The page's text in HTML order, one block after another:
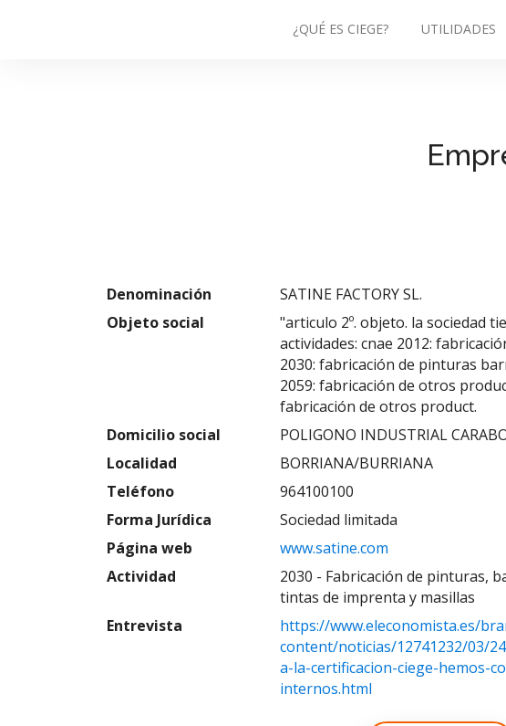
¿QUÉ ES CIEGE? UTILIDADES
Denominación
SATINE FACTORY SL.
Objeto social
"articulo 2º. objeto. la sociedad
actividades: cnae 2012:
2030: fabricación de pinturas
2059: fabricación de otros
fabricación de otros product.
Domicilio social
POLIGONO INDUSTRIAL
Localidad
BORRIANA/BURRIANA
Teléfono
964100100
Forma Jurídica
Sociedad limitada
Página web
www.satine.com
Actividad
2030 - Fabricación de pinturas,
tintas de imprenta y masillas
Entrevista
https://www.eleconomista.es/
content/noticias/12741232/03/
a-la-certificacion-ciege-hemos-
internos.html